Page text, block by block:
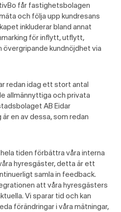
får fastighetsbolagen
och följa upp kundresans
inkluderar bland annat
för inflytt, utflytt,
övergripande kundnöjdhet via
redan idag ett stort antal
allmännyttiga och privata
AB Eidar
en av dessa, som redan
tiden förbättra våra interna
hyresgäster, detta är ett
samla in feedback.
att våra hyresgästers
Vi sparar tid och kan
förändringar i våra mätningar,